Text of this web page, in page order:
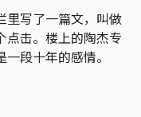
里写了一篇文，叫做
击。楼上的陶杰专
段十年的感情。